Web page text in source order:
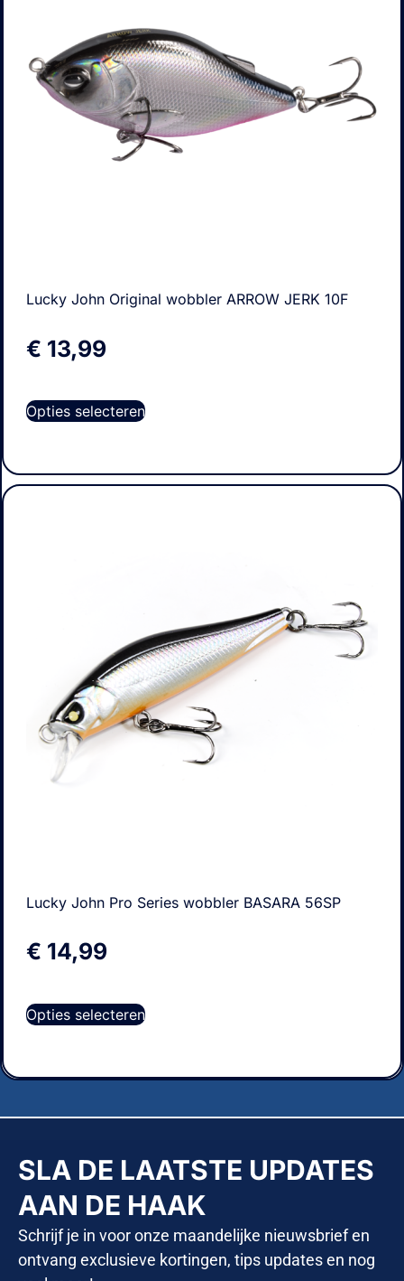
Lucky John Original wobbler ARROW JERK 10F
€ 13,99
Opties selecteren
Lucky John Pro Series wobbler BASARA 56SP
€ 14,99
Opties selecteren
SLA DE LAATSTE UPDATES
AAN DE HAAK
Schrijf je in voor onze maandelijke nieuwsbrief en
ontvang exclusieve kortingen, tips updates en nog